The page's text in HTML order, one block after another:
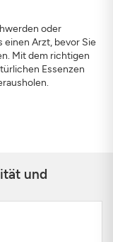
oder
Arzt, bevor Sie
Mit dem richtigen
Essenzen
und